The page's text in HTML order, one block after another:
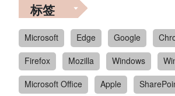
标签
Microsoft Edge Google
Firefox
Mozilla Windows
Microsoft Office
Apple